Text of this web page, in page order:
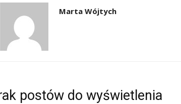
Marta Wójtych
postów do wyświetlenia